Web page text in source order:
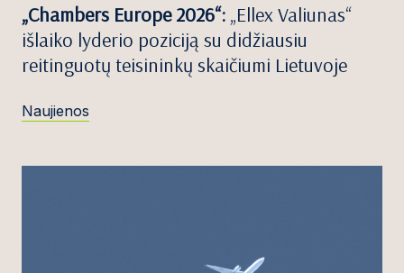
„Chambers Europe 2026“: „Ellex Valiunas“
išlaiko lyderio poziciją su didžiausiu
reitinguotų teisininkų skaičiumi Lietuvoje
Naujienos